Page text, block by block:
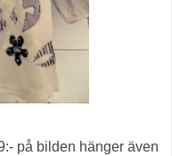
på bilden hänger även